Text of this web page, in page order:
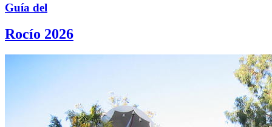
Guía del
Rocío 2026